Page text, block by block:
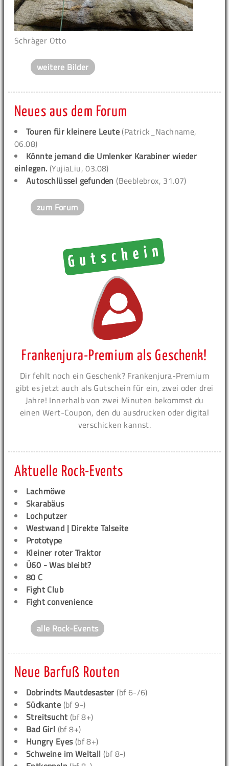
Schräger Otto
weitere Bilder
Neues aus dem Forum
Touren für kleinere Leute (Patrick_Nachname,
06.08)
Könnte jemand die Umlenker Karabiner wieder
einlegen. (YujiaLiu, 03.08)
Autoschlüssel gefunden (Beeblebrox, 31.07)
zum Forum
Frankenjura-Premium als Geschenk!
Dir fehlt noch ein Geschenk? Frankenjura-Premium
gibt es jetzt auch als Gutschein für ein, zwei oder drei
Jahre! Innerhalb von zwei Minuten bekommst du
einen Wert-Coupon, den du ausdrucken oder digital
verschicken kannst.
Aktuelle Rock-Events
Lachmöwe
Skarabäus
Lochputzer
Westwand | Direkte Talseite
Prototype
Kleiner roter Traktor
Ü60 - Was bleibt?
80 C
Fight Club
Fight convenience
alle Rock-Events
Neue Barfuß Routen
Dobrindts Mautdesaster (bf 6-/6)
Südkante (bf 9-)
Streitsucht (bf 8+)
Bad Girl (bf 8+)
Hungry Eyes(bf 8+)
Schweine im Weltall (bf 8-)